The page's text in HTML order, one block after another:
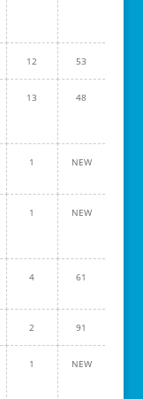
12 53
13 48
1 NEW
1 NEW
4 61
2 91
1 NEW